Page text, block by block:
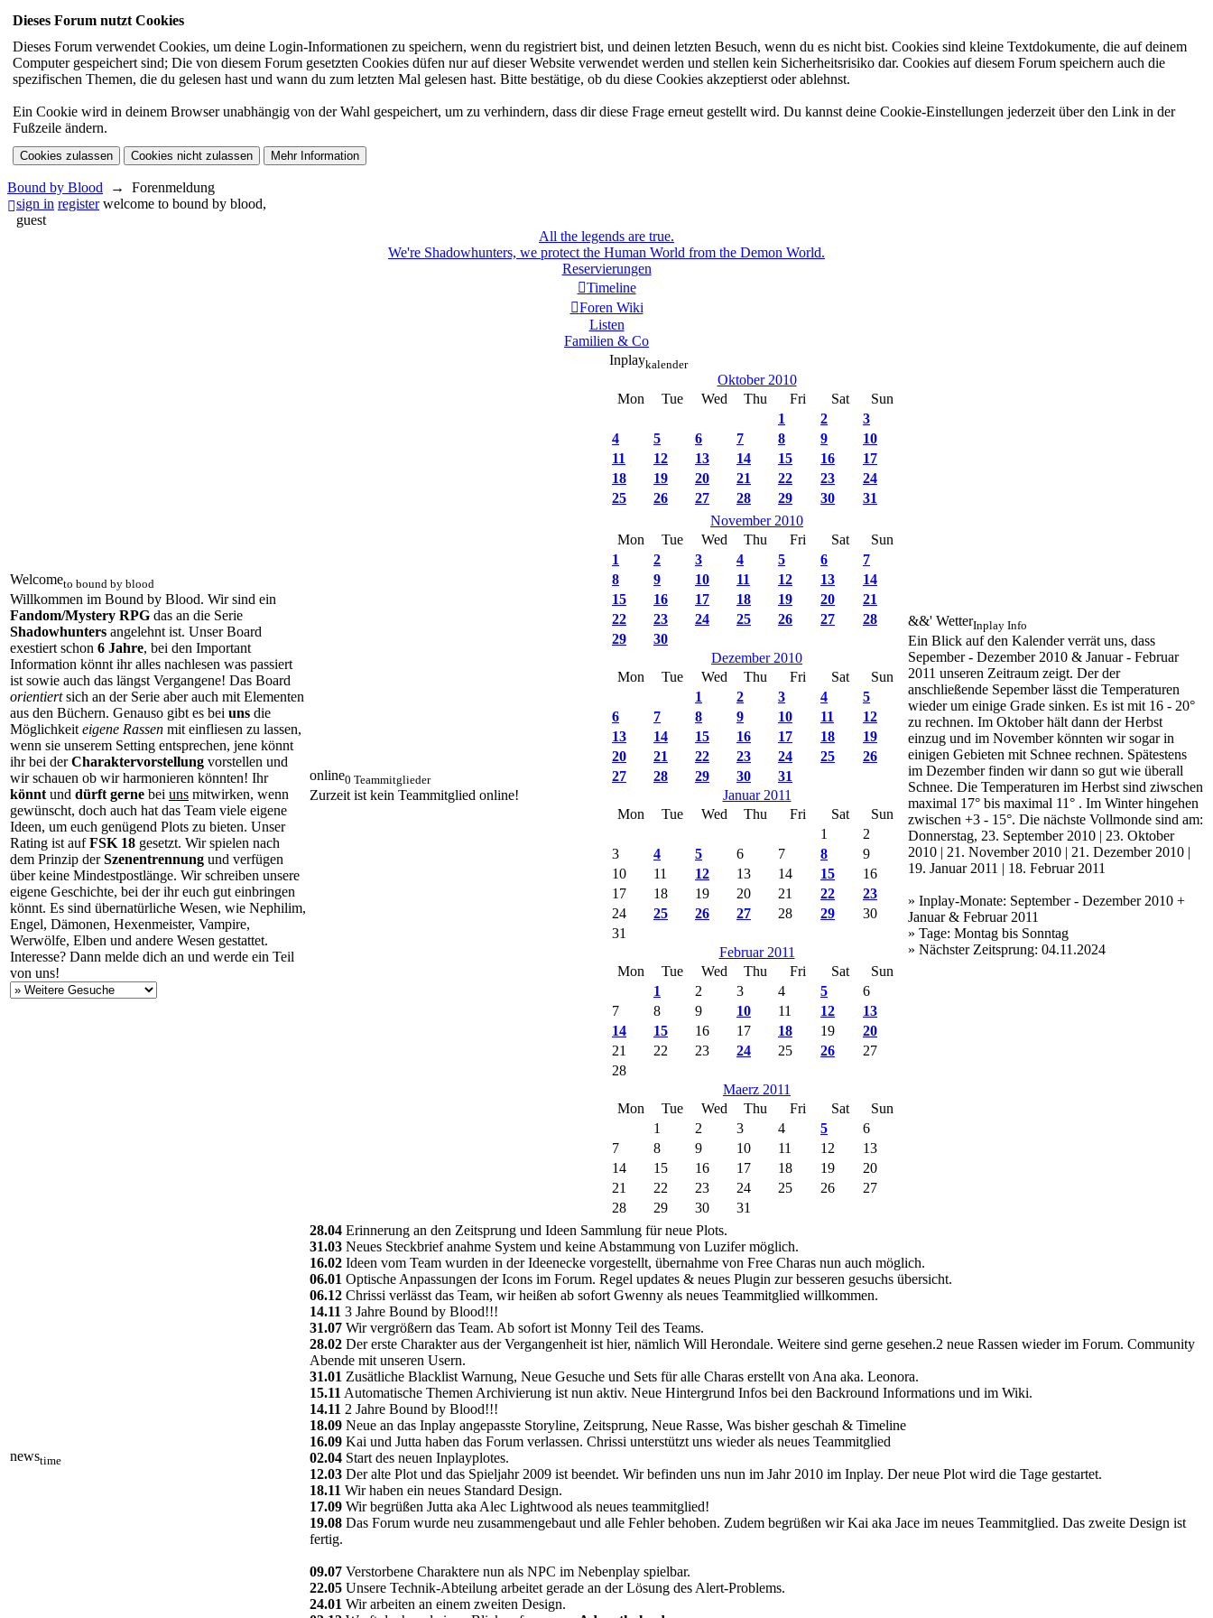
Dieses Forum nutzt Cookies
Dieses Forum verwendet Cookies, um deine Login-Informationen zu speichern, wenn du registriert bist, und deinen letzten Besuch, wenn du es nicht bist. Cookies sind kleine Textdokumente, die auf deinem
Computer gespeichert sind; Die von diesem Forum gesetzten Cookies düfen nur auf dieser Website verwendet werden und stellen kein Sicherheitsrisiko dar. Cookies auf diesem Forum speichern auch die
spezifischen Themen, die du gelesen hast und wann du zum letzten Mal gelesen hast. Bitte bestätige, ob du diese Cookies akzeptierst oder ablehnst.
Ein Cookie wird in deinem Browser unabhängig von der Wahl gespeichert, um zu verhindern, dass dir diese Frage erneut gestellt wird. Du kannst deine Cookie-Einstellungen jederzeit über den Link in der
Fußzeile ändern.
Bound by Blood → Forenmeldung
sign in register welcome to bound by blood,
guest
All the legends are true.
We're Shadowhunters, we protect the Human World from the Demon World.
Reservierungen
Timeline
Foren Wiki
Listen
Familien & Co
Welcometo bound by blood
Willkommen im Bound by Blood. Wir sind ein
Fandom/Mystery RPG das an die Serie
Shadowhunters angelehnt ist. Unser Board
exestiert schon 6 Jahre, bei den Important
Information könnt ihr alles nachlesen was passiert
ist sowie auch das längst Vergangene! Das Board
orientiertsich an der Serie aber auch mit Elementen
aus den Büchern. Genauso gibt es bei uns die
Möglichkeit eigene Rassen mit einfliesen zu lassen,
wenn sie unserem Setting entsprechen, jene könnt
ihr bei derCharaktervorstellung vorstellen und
wir schauen ob wir harmonieren könnten! Ihr
könnt und dürft gerne bei uns mitwirken, wenn
gewünscht, doch auch hat das Team viele eigene
Ideen, um euch genügend Plots zu bieten. Unser
Rating ist aufFSK 18 gesetzt. Wir spielen nach
dem Prinzip derSzenentrennung und verfügen
über keine Mindestpostlänge. Wir schreiben unsere
eigene Geschichte, bei der ihr euch gut einbringen
könnt. Es sind übernatürliche Wesen, wie Nephilim,
Engel, Dämonen, Hexenmeister, Vampire,
Werwölfe, Elben und andere Wesen gestattet.
Interesse? Dann melde dich an und werde ein Teil
von uns!
online0 Teammitglieder
Zurzeit ist kein Teammitglied online!
Inplaykalender
Oktober 2010
Mon
Tue Wed Thu Fri Sat
Sun
1
2
3
4
5 6 7 8 9
10
11
12 13 14 15 16
17
18
19 20 21 22 23
24
25
26 27 28 29 30
31
November 2010
Mon
Tue Wed Thu Fri Sat
Sun
1
2 3 4 5 6
7
8
9 10 11 12 13
14
15
16 17 18 19 20
21
22
23 24 25 26 27
28
29
30
Dezember 2010
Mon
Tue Wed Thu Fri Sat
Sun
1
2 3 4
5
6
7 8 9 10 11
12
13
14 15 16 17 18
19
20
21 22 23 24 25
26
27
28 29 30
31
Januar 2011
Mon
Tue Wed Thu Fri Sat
Sun
1
2
3
4 5 6 7 8
9
10
11 12 13 14 15
16
17
18 19 20 21 22
23
24
25 26 27 28 29
30
31
Februar 2011
Mon
Tue Wed Thu Fri Sat
Sun
1
2 3 4 5
6
7
8 9 10 11 12
13
14
15 16 17 18 19
20
21
22 23 24 25 26
27
28
Maerz 2011
Mon
Tue Wed Thu Fri Sat
Sun
1
2 3 4 5
6
7
8 9 10 11 12
13
14
15 16 17 18 19
20
21
22 23 24 25 26
27
28
29 30 31
&&' WetterInplay Info
Ein Blick auf den Kalender verrät uns, dass
Sepember - Dezember 2010 & Januar - Februar
2011 unseren Zeitraum zeigt. Der der
anschließende Sepember lässt die Temperaturen
wieder um einige Grade sinken. Es ist mit 16 - 20°
zu rechnen. Im Oktober hält dann der Herbst
einzug und im November könnten wir sogar in
einigen Gebieten mit Schnee rechnen. Spätestens
im Dezember finden wir dann so gut wie überall
Schnee. Die Temperaturen im Herbst sind ziwschen
maximal 17° bis maximal 11° . Im Winter hingehen
zwischen +3 - 15°. Die nächste Vollmonde sind am:
Donnerstag, 23. September 2010 | 23. Oktober
2010 | 21. November 2010 | 21. Dezember 2010 |
19. Januar 2011 | 18. Februar 2011
» Inplay-Monate: September - Dezember 2010 +
Januar & Februar 2011
» Tage: Montag bis Sonntag
» Nächster Zeitsprung: 04.11.2024
newstime
28.04 Erinnerung an den Zeitsprung und Ideen Sammlung für neue Plots.
31.03 Neues Steckbrief anahme System und keine Abstammung von Luzifer möglich.
16.02 Ideen vom Team wurden in der Ideenecke vorgestellt, übernahme von Free Charas nun auch möglich.
06.01 Optische Anpassungen der Icons im Forum. Regel updates & neues Plugin zur besseren gesuchs übersicht.
06.12 Chrissi verlässt das Team, wir heißen ab sofort Gwenny als neues Teammitglied willkommen.
14.11 3 Jahre Bound by Blood!!!
31.07 Wir vergrößern das Team. Ab sofort ist Monny Teil des Teams.
28.02 Der erste Charakter aus der Vergangenheit ist hier, nämlich Will Herondale. Weitere sind gerne gesehen.2 neue Rassen wieder im Forum. Community
Abende mit unseren Usern.
31.01 Zusätliche Blacklist Warnung, Neue Gesuche und Sets für alle Charas erstellt von Ana aka. Leonora.
15.11 Automatische Themen Archivierung ist nun aktiv. Neue Hintergrund Infos bei den Backround Informations und im Wiki.
14.11 2 Jahre Bound by Blood!!!
18.09 Neue an das Inplay angepasste Storyline, Zeitsprung, Neue Rasse, Was bisher geschah & Timeline
16.09 Kai und Jutta haben das Forum verlassen. Chrissi unterstützt uns wieder als neues Teammitglied
02.04 Start des neuen Inplayplotes.
12.03 Der alte Plot und das Spieljahr 2009 ist beendet. Wir befinden uns nun im Jahr 2010 im Inplay. Der neue Plot wird die Tage gestartet.
18.11 Wir haben ein neues Standard Design.
17.09 Wir begrüßen Jutta aka Alec Lightwood als neues teammitglied!
19.08 Das Forum wurde neu zusammengebaut und alle Fehler behoben. Zudem begrüßen wir Kai aka Jace im neues Teammitglied. Das zweite Design ist
fertig.
09.07 Verstorbene Charaktere nun als NPC im Nebenplay spielbar.
22.05 Unsere Technik-Abteilung arbeitet gerade an der Lösung des Alert-Problems.
24.01 Wir arbeiten an einem zweiten Design.